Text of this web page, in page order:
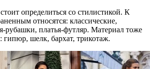
определиться со стилистикой. К
относятся: классические,
рубашки, платья-футляр. Материал тоже
шелк, бархат, трикотаж.